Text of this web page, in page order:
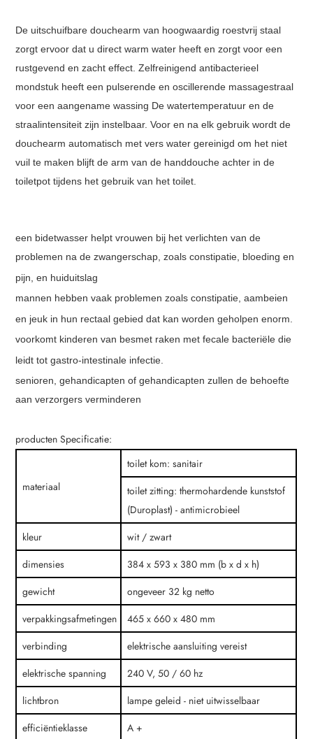
De uitschuifbare douchearm van hoogwaardig roestvrij staal
zorgt ervoor dat u direct warm water heeft en zorgt voor een
rustgevend en zacht effect. Zelfreinigend antibacterieel
mondstuk heeft een pulserende en oscillerende massagestraal
voor een aangename wassing De watertemperatuur en de
straalintensiteit zijn instelbaar. Voor en na elk gebruik wordt de
douchearm automatisch met vers water gereinigd om het niet
vuil te maken blijft de arm van de handdouche achter in de
toiletpot tijdens het gebruik van het toilet.
een bidetwasser helpt vrouwen bij het verlichten van de
problemen na de zwangerschap, zoals constipatie, bloeding en
pijn, en huiduitslag
mannen hebben vaak problemen zoals constipatie, aambeien
en jeuk in hun rectaal gebied dat kan worden geholpen enorm.
voorkomt kinderen van besmet raken met fecale bacteriële die
leidt tot gastro-intestinale infectie.
senioren, gehandicapten of gehandicapten zullen de behoefte
aan verzorgers verminderen
producten Specificatie:
materiaal
toilet kom: sanitair
toilet zitting: thermohardende kunststof
(Duroplast) - antimicrobieel
kleur
wit / zwart
dimensies
384 x 593 x 380 mm (b x d x h)
gewicht
ongeveer 32 kg netto
verpakkingsafmetingen
465 x 660 x 480 mm
verbinding
elektrische aansluiting vereist
elektrische spanning
240 V, 50 / 60 hz
lichtbron
lampe geleid - niet uitwisselbaar
efficiëntieklasse
A +